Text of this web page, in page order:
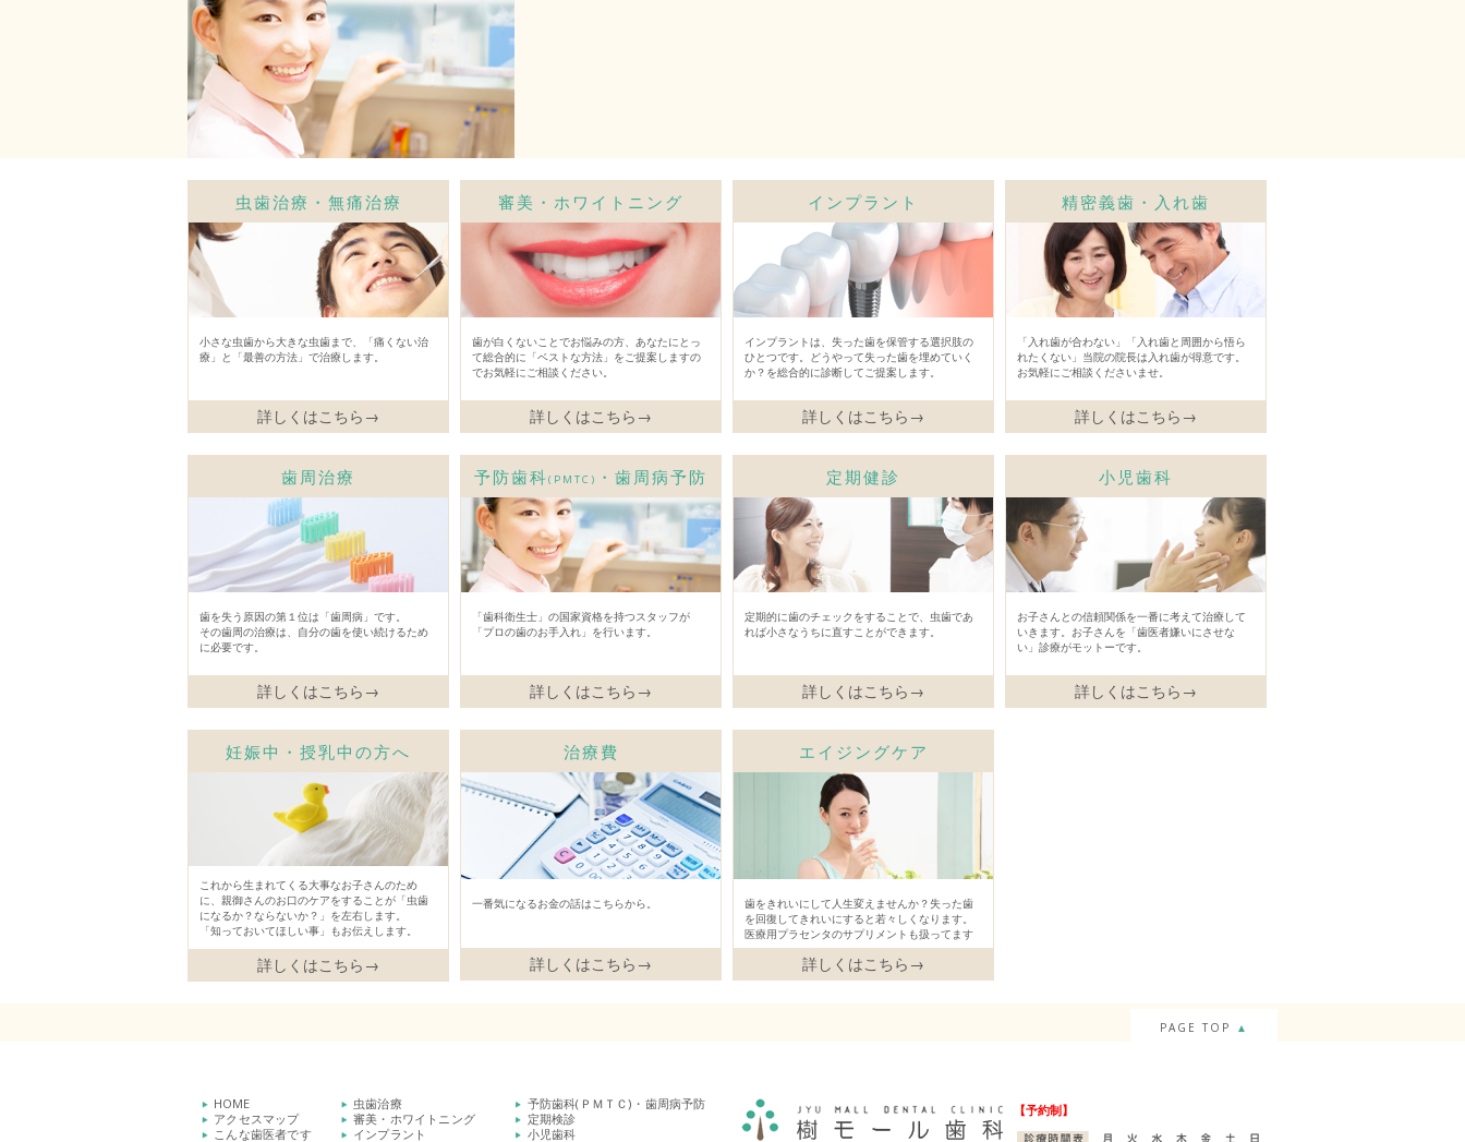
虫歯治療・無痛治療
小さな虫歯から大きな虫歯まで、「痛くない治
療」と「最善の方法」で治療します。
詳しくはこちら→
審美・ホワイトニング
歯が白くないことでお悩みの方、あなたにとっ
て総合的に「ベストな方法」をご提案しますの
でお気軽にご相談ください。
詳しくはこちら→
インプラント
インプラントは、失った歯を保管する選択肢の
ひとつです。どうやって失った歯を埋めていく
か？を総合的に診断してご提案します。
詳しくはこちら→
精密義歯・入れ歯
「入れ歯が合わない」「入れ歯と周囲から悟ら
れたくない」当院の院長は入れ歯が得意です。
お気軽にご相談くださいませ。
詳しくはこちら→
歯周治療
歯を失う原因の第１位は「歯周病」です。
その歯周の治療は、自分の歯を使い続けるため
に必要です。
詳しくはこちら→
予防歯科(PMTC) ・歯周病予防
「歯科衛生士」の国家資格を持つスタッフが
「プロの歯のお手入れ」を行います。
詳しくはこちら→
定期健診
定期的に歯のチェックをすることで、虫歯であ
れば小さなうちに直すことができます。
詳しくはこちら→
小児歯科
お子さんとの信頼関係を一番に考えて治療して
いきます。お子さんを「歯医者嫌いにさせな
い」診療がモットーです。
詳しくはこちら→
妊娠中・授乳中の方へ
これから生まれてくる大事なお子さんのため
に、親御さんのお口のケアをすることが「虫歯
になるか？ならないか？」を左右します。
「知っておいてほしい事」もお伝えします。
詳しくはこちら→
治療費
一番気になるお金の話はこちらから。
詳しくはこちら→
エイジングケア
歯をきれいにして人生変えませんか？失った歯
を回復してきれいにすると若々しくなります。
医療用プラセンタのサプリメントも扱ってます
詳しくはこちら→
PAGE TOP ▲
HOME
アクセスマップ
こんな歯医者です
虫歯治療
審美・ホワイトニング
インプラント
予防歯科(ＰＭＴＣ)・歯周病予防
定期検診
小児歯科
【予約制】